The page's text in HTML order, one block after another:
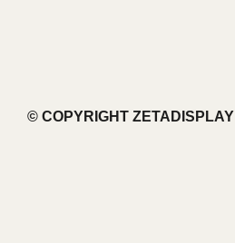
© COPYRIGHT ZETADISPLAY